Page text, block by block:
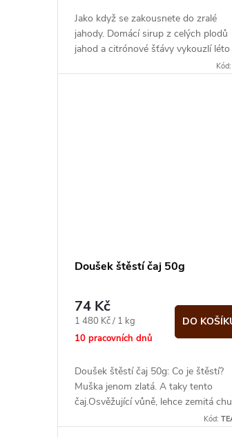
t
k
Jako když se zakousnete do zralé
jahody. Domácí sirup z celých plodů
jahod a citrónové šťávy vykouzlí léto
Doušek štěstí čaj 50g
74 Kč
Měrná
cena:
1 480 Kč / 1 kg
10 pracovních dnů
DO
Doušek štěstí čaj 50g: Co je štěstí?
Muška jenom zlatá. A taky tento
čaj.Osvěžující vůně, lehce zemitá
exploze barev...prostě tekuté štěstí...
Kód: